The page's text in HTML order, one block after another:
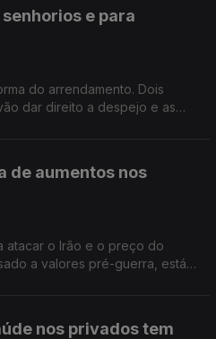
e para
do arrendamento. Dois
dar direito a despejo e as
de aumentos nos
atacar o Irão e o preço do
está
nos privados tem